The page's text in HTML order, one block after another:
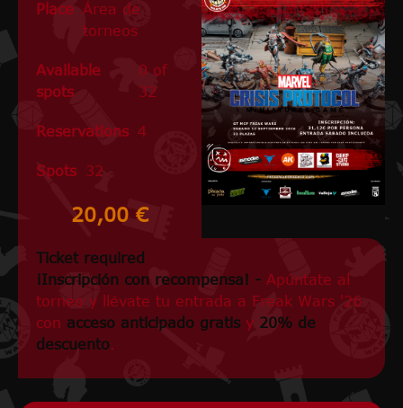
Place Área de
torneos
Available
spots
0 of
32
Reservations 4
Spots 32
20,00 €
Ticket required
¡Inscripción con recompensa! - Apúntate al
torneo y llévate tu entrada a Freak Wars '26
con acceso anticipado gratis y 20% de
descuento.